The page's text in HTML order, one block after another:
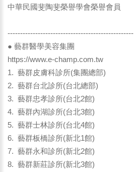
中華民國斐陶斐榮譽學會榮譽會員
--------------------------------------------------
● 藝群醫學美容集團
https://www.e-champ.com.tw
1. 藝群皮膚科診所(集團總部)
2. 藝群台北診所(台北總部)
3. 藝群忠孝診所(台北2館)
4. 藝群內湖診所(台北3館)
5. 藝群士林診所(台北4館)
6. 藝群板橋診所(新北1館)
7. 藝群永和診所(新北2館)
8. 藝群新莊診所(新北3館)